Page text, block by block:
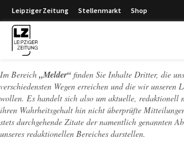
Leipziger Zeitung Stellenmarkt Shop
Im Bereich „Melder“ finden Sie Inhalte Dritter, die
verschiedensten Wegen erreichen und die wir unseren
wollen. Es handelt sich also um aktuelle, redaktionell
ihren Wahrheitsgehalt hin nicht überprüfte
stets durchgehende Zitate der namentlich genannten
unseres redaktionellen Bereiches darstellen.